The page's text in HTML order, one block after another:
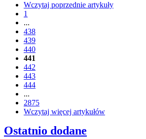
Wczytaj poprzednie artykuły
1
...
438
439
440
441
442
443
444
...
2875
Wczytaj więcej artykułów
Ostatnio dodane